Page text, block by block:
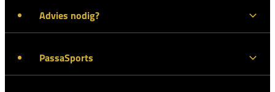
Advies nodig?
PassaSports